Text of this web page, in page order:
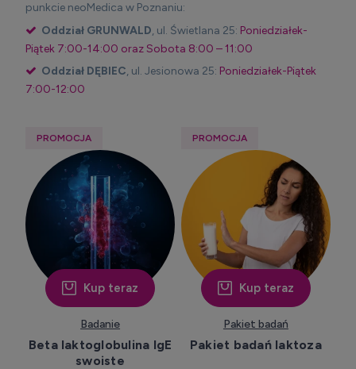
punkcie neoMedica w Poznaniu:
Oddział GRUNWALD, ul. Świetlana 25: Poniedziałek-
Piątek 7:00-14:00 oraz Sobota 8:00 – 11:00
Oddział DĘBIEC, ul. Jesionowa 25: Poniedziałek-Piątek
7:00-12:00
Badanie
Beta laktoglobulina IgE
swoiste
Kup teraz
PROMOCJA
Pakiet badań
Pakiet badań laktoza
Kup teraz
PROMOCJA